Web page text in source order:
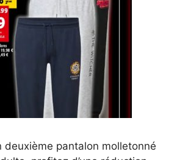
deuxième pantalon molletonné